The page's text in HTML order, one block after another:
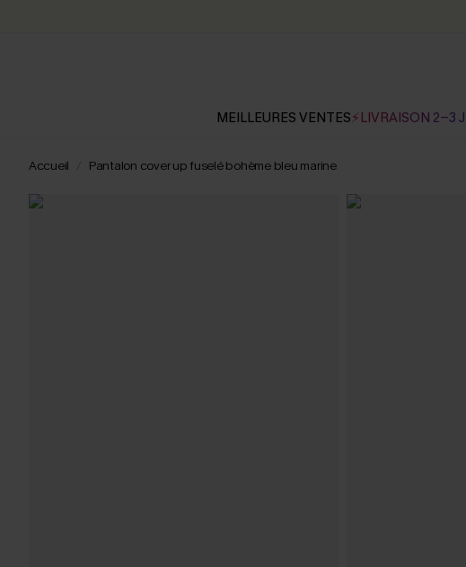
MEILLEURES VENTES⚡LIVRAISON 2-3 J
Accueil Pantalon cover up fuselé bohème bleu marine